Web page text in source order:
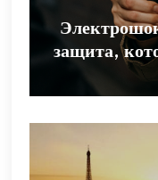
защита,